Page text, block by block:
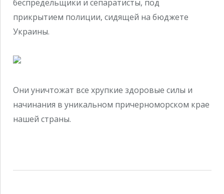
беспредельщики и сепаратисты, под
прикрытием полиции, сидящей на бюджете
Украины.
Они уничтожат все хрупкие здоровые силы и
начинания в уникальном причерноморском крае
нашей страны.